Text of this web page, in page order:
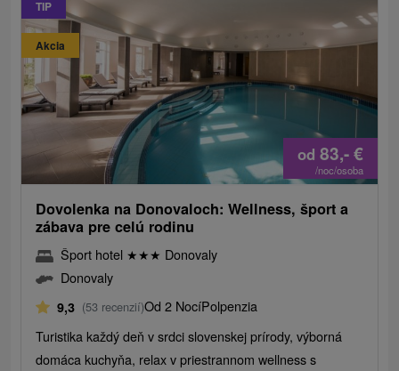
TIP
Akcia
od 83,-€
/noc/osoba
Dovolenka na Donovaloch: Wellness, šport a
zábava pre celú rodinu
Šport hotel ★★★ Donovaly
Donovaly
9,3 (53 recenzií)Od 2 NocíPolpenzia
Turistika každý deň v srdci slovenskej prírody, výborná
domáca kuchyňa, relax v priestrannom wellness s